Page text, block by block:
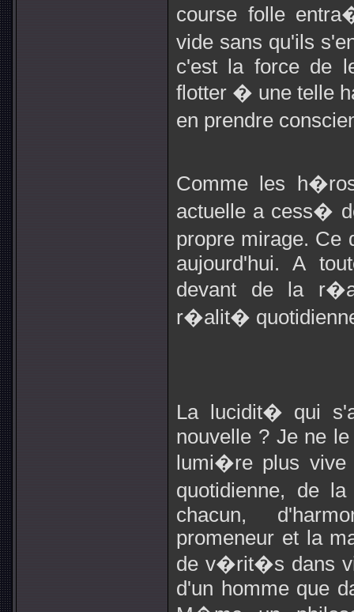
course folle
vide sans qu'ils
c'est la force de
flotter � une telle
en prendre
Comme les
actuelle a cess�
propre mirage.
aujourd'hui. A
devant de la
r�alit�
La lucidit� qui
nouvelle ? Je ne
lumi�re plus
quotidienne, de
chacun,
promeneur et la
de v�rit�s dans
d'un homme que